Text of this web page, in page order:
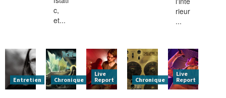
c,
et...
rieur
...
Entretien Chronique
Live
Report
Chronique
Live
Report